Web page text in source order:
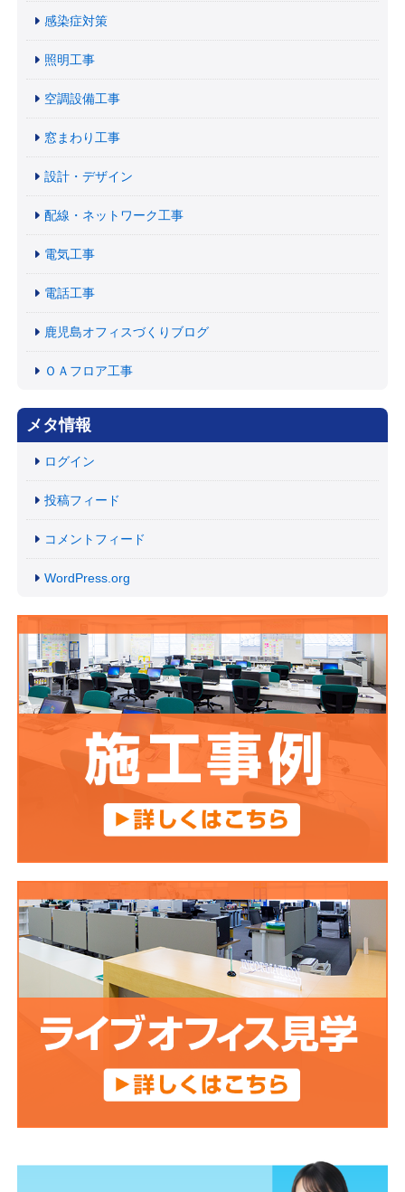
感染症対策
照明工事
空調設備工事
窓まわり工事
設計・デザイン
配線・ネットワーク工事
電気工事
電話工事
鹿児島オフィスづくりブログ
ＯＡフロア工事
メタ情報
ログイン
投稿フィード
コメントフィード
WordPress.org